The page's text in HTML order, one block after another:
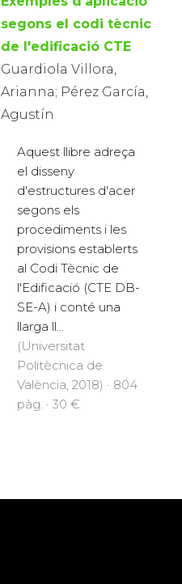
segons el codi tècnic
de l'edificació CTE
Guardiola Villora,
Arianna; Pérez García,
Agustín
Aquest llibre adreça
el disseny
d'estructures d'acer
segons els
procediments i les
provisions establerts
al Codi Tècnic de
l'Edificació (CTE DB-
SE-A) i conté una
llarga ll...
(Universitat
Politècnica de
València, 2018) · 804
pàg. · 30 €